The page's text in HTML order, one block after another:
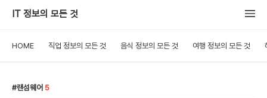
IT 정보의 모든 것
HOME 직업 정보의 모든 것 음식 정보의 모든 것 여행 정보의 모든 것
랜섬웨어 5